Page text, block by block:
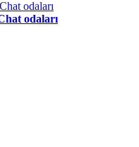
odaları